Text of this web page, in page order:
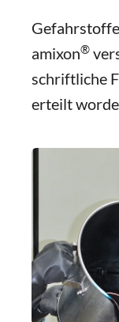
amixon®
schriftliche
erteilt